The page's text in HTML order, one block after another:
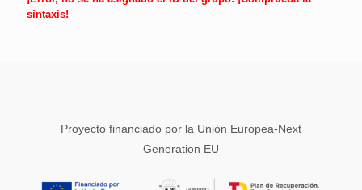
sintaxis!
Proyecto financiado por la Unión Europea-Next
Generation EU